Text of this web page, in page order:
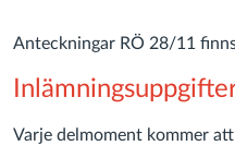
Anteckningar RÖ 28/11
Varje delmoment kommer